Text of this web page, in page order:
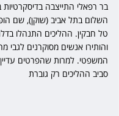
בר רפאלי התייצבה
השלום בתל אביב (שוקן), שם
טל חבקין. ההליכים התנהלו
והותירו אנשים מסוקרנים לגבי
המשפטי. למרות שהפרטים
סביב ההליכים רק גוברת